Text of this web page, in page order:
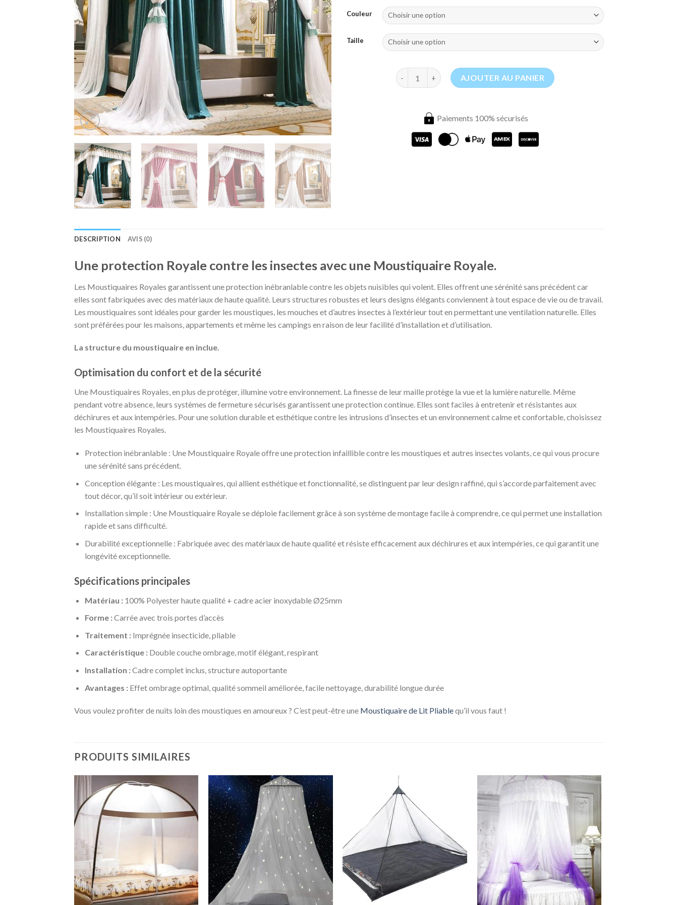
Couleur
Taille
quantité de Moustiquaire Royale
AJOUTER AU PANIER
Paiements 100% sécurisés
DESCRIPTION AVIS (0)
Une protection Royale contre les insectes avec une Moustiquaire Royale.
Les Moustiquaires Royales garantissent une protection inébranlable contre les objets nuisibles qui volent. Elles offrent une sérénité sans précédent car
elles sont fabriquées avec des matériaux de haute qualité. Leurs structures robustes et leurs designs élégants conviennent à tout espace de vie ou de travail.
Les moustiquaires sont idéales pour garder les moustiques, les mouches et d’autres insectes à l’extérieur tout en permettant une ventilation naturelle. Elles
sont préférées pour les maisons, appartements et même les campings en raison de leur facilité d’installation et d’utilisation.
La structure du moustiquaire en inclue.
Optimisation du confort et de la sécurité
Une Moustiquaires Royales, en plus de protéger, illumine votre environnement. La finesse de leur maille protège la vue et la lumière naturelle. Même
pendant votre absence, leurs systèmes de fermeture sécurisés garantissent une protection continue. Elles sont faciles à entretenir et résistantes aux
déchirures et aux intempéries. Pour une solution durable et esthétique contre les intrusions d’insectes et un environnement calme et confortable, choisissez
les Moustiquaires Royales.
Protection inébranlable : Une Moustiquaire Royale offre une protection infaillible contre les moustiques et autres insectes volants, ce qui vous procure
une sérénité sans précédent.
Conception élégante : Les moustiquaires, qui allient esthétique et fonctionnalité, se distinguent par leur design raffiné, qui s’accorde parfaitement avec
tout décor, qu’il soit intérieur ou extérieur.
Installation simple : Une Moustiquaire Royale se déploie facilement grâce à son système de montage facile à comprendre, ce qui permet une installation
rapide et sans difficulté.
Durabilité exceptionnelle : Fabriquée avec des matériaux de haute qualité et résiste efficacement aux déchirures et aux intempéries, ce qui garantit une
longévité exceptionnelle.
Spécifications principales
Matériau :100% Polyester haute qualité + cadre acier inoxydable Ø25mm
Forme :Carrée avec trois portes d’accès
Traitement :Imprégnée insecticide, pliable
Caractéristique :Double couche ombrage, motif élégant, respirant
Installation :Cadre complet inclus, structure autoportante
Avantages :Effet ombrage optimal, qualité sommeil améliorée, facile nettoyage, durabilité longue durée
Vous voulez profiter de nuits loin des moustiques en amoureux ? C’est peut-être une Moustiquaire de Lit Pliablequ’il vous faut !
PRODUITS SIMILAIRES